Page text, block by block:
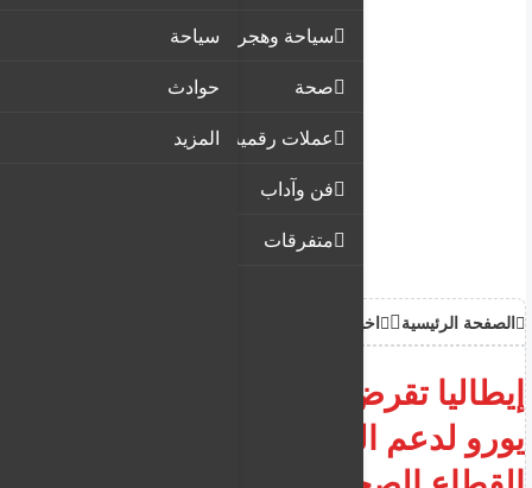
سياحة وهجرة
صحة
عملات رقمية
فن وآداب
متفرقات
سياحة
حوادث
المزيد
الصفحة الرئيسية اخبار
يورو لدعم التحول الرقمي في